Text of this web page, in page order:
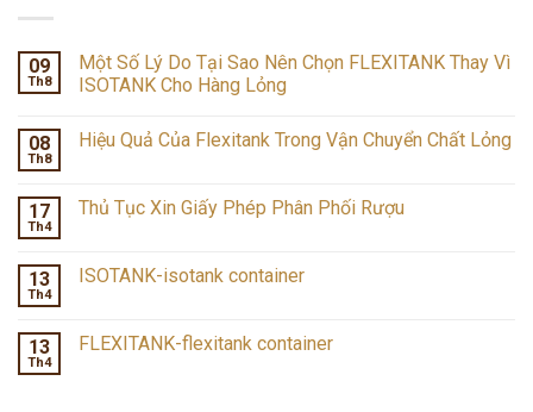
09
Th8
Một Số Lý Do Tại Sao Nên Chọn FLEXITANK Thay Vì
ISOTANK Cho Hàng Lỏng
08
Th8
Hiệu Quả Của Flexitank Trong Vận Chuyển Chất Lỏng
17
Th4
Thủ Tục Xin Giấy Phép Phân Phối Rượu
13
Th4
ISOTANK-isotank container
13
Th4
FLEXITANK-flexitank container